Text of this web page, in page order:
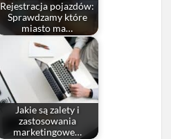
Rejestracja pojazdów:
Sprawdzamy które
miasto ma…
Jakie są zalety i
zastosowania
marketingowe…